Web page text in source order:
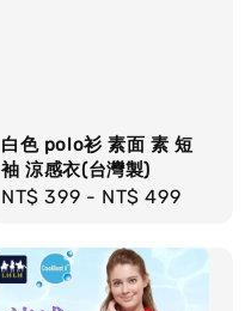
白色 polo衫 素面 素 短
袖 涼感衣(台灣製)
Regular
NT$ 399 - NT$ 499